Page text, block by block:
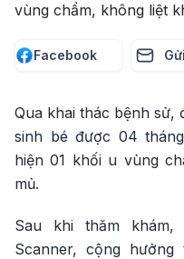
vùng chẩm, không liệt
Facebook
Qua khai thác bệnh sử,
sinh bé được 04
hiện 01 khối u vùng
mủ.
Sau khi thăm khám,
Scanner, cộng